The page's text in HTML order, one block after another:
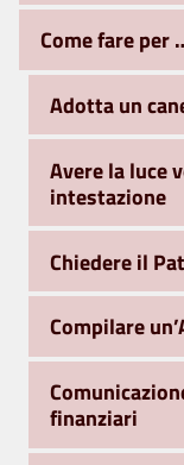
Come fare per
Adotta un
Avere la luce
intestazione
Chiedere il
Compilare
finanziari